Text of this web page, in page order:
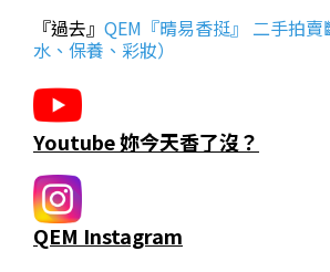
『過去』 QEM『晴易香挺』 二手拍
水、保養、彩妝）
Youtube 妳今天香了沒？
QEM Instagram